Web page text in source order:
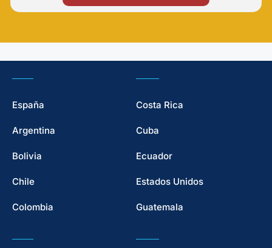
España
Argentina
Bolivia
Chile
Colombia
Costa Rica
Cuba
Ecuador
Estados Unidos
Guatemala